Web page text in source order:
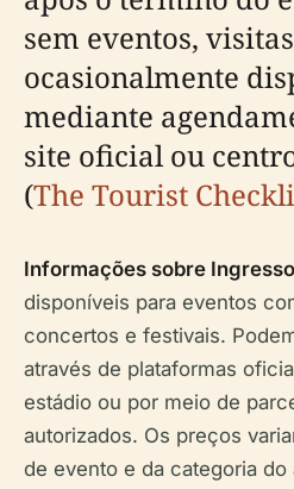
sem eventos,
ocasionalmente
mediante
site oficial ou
(The Tourist
Informações sobre
disponíveis para eventos
concertos e festivais.
através de plataformas
estádio ou por meio de
autorizados. Os preços
de evento e da categoria